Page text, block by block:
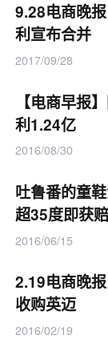
9.28电商晚
利宣布合并
2017/09/28
【电商早报
利1.24亿
2016/08/30
吐鲁番的童
超35度即获赔
2016/06/15
2.19电商晚
收购英迈
2016/02/19